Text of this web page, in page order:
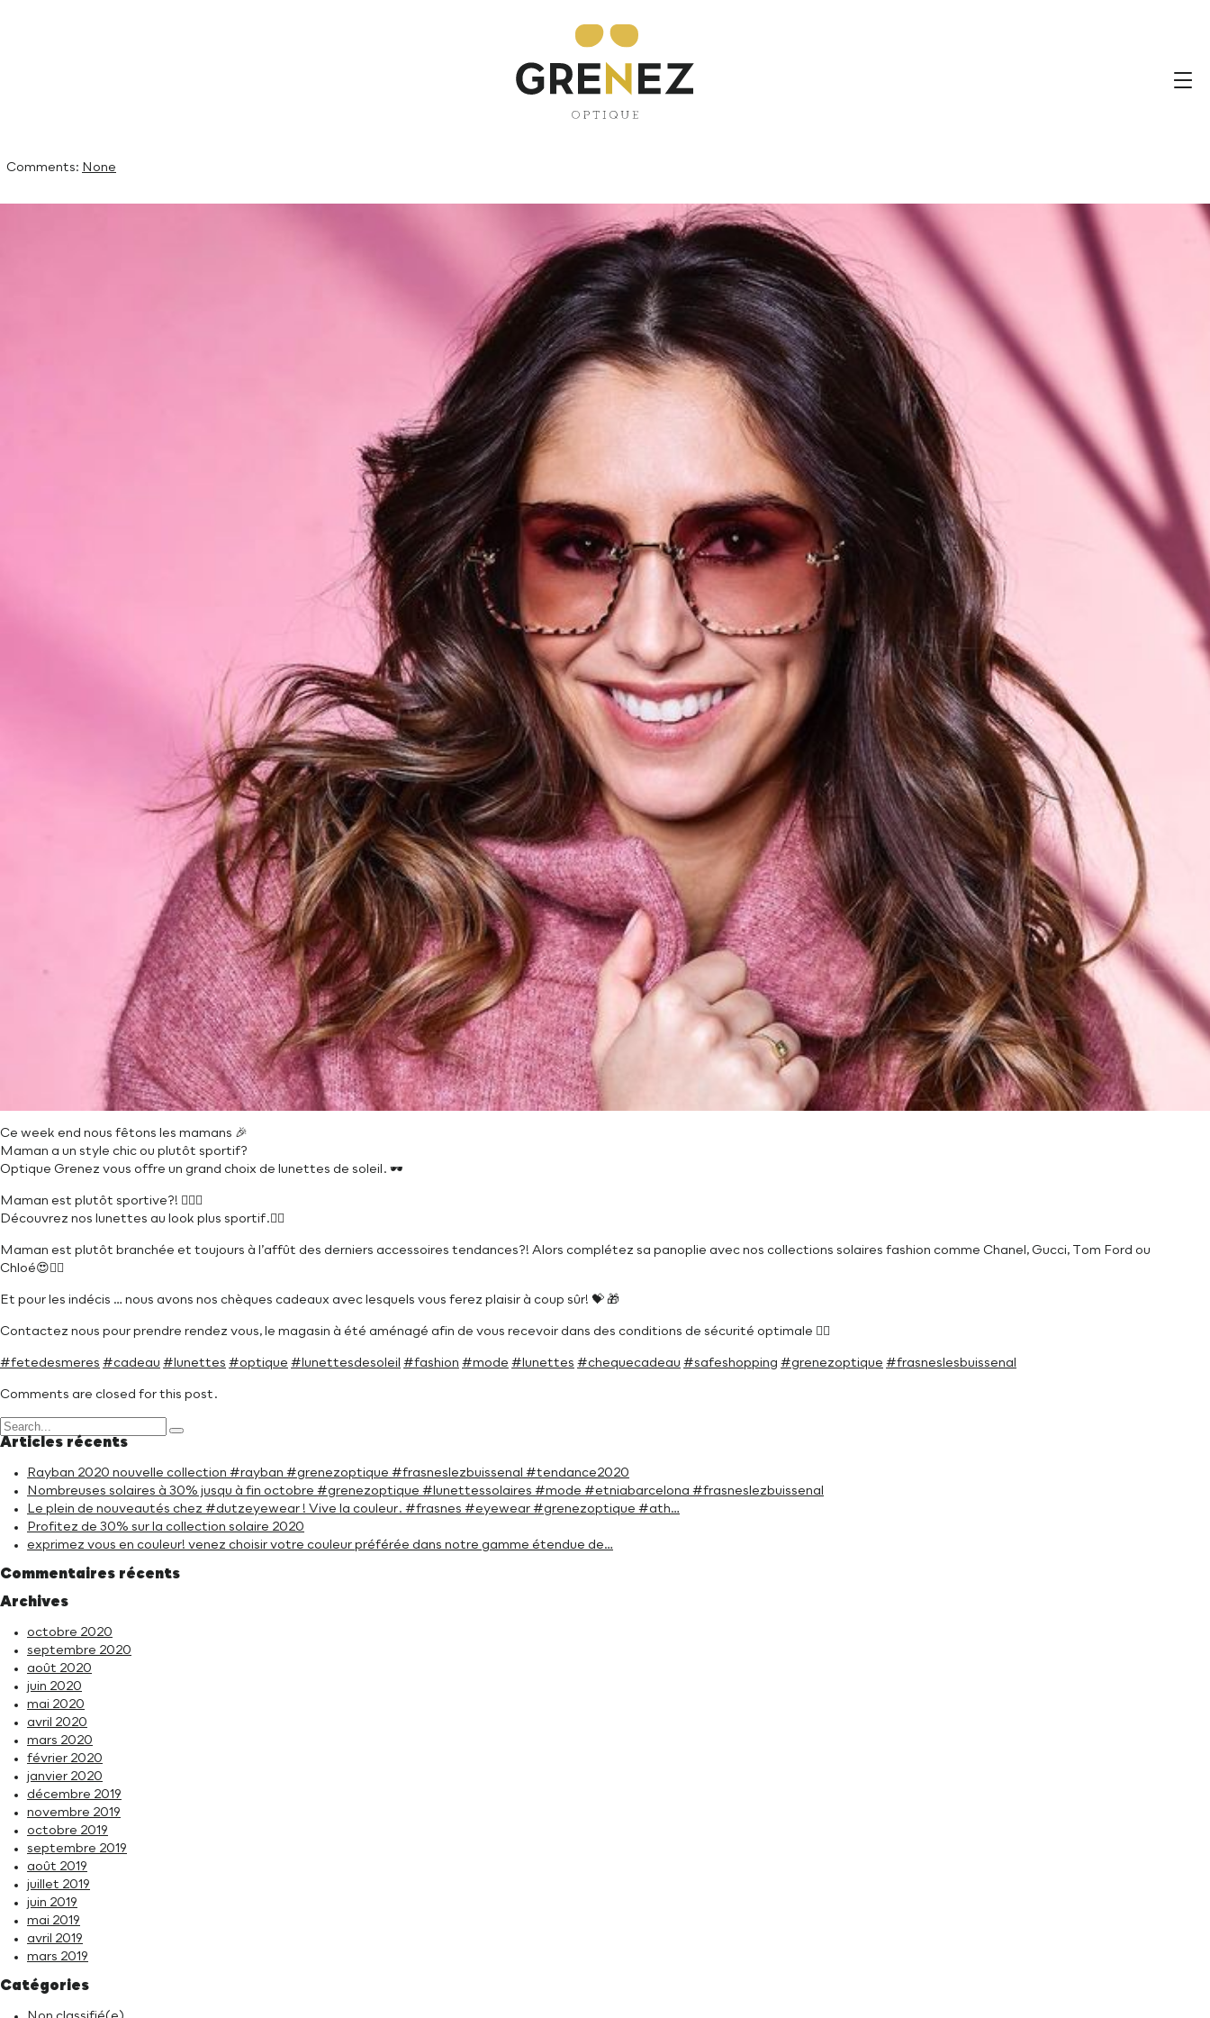
Ce week end nous fêtons les mamans Maman a un
Comments: None
Ce week end nous fêtons les mamans 🎉
Maman a un style chic ou plutôt sportif?
Optique Grenez vous offre un grand choix de lunettes de soleil. 🕶
Maman est plutôt sportive?! 🚴🏼‍♀️
Découvrez nos lunettes au look plus sportif.👍🏻
Maman est plutôt branchée et toujours à l’affût des derniers accessoires tendances?! Alors complétez sa panoplie avec nos collections solaires fashion comme Chanel, Gucci, Tom Ford ou
Chloé😍👌🏻
Et pour les indécis … nous avons nos chèques cadeaux avec lesquels vous ferez plaisir à coup sûr! 💝 🎁
Contactez nous pour prendre rendez vous, le magasin à été aménagé afin de vous recevoir dans des conditions de sécurité optimale ☝🏻
#fetedesmeres #cadeau #lunettes #optique #lunettesdesoleil #fashion #mode #lunettes #chequecadeau #safeshopping #grenezoptique #frasneslesbuissenal
Comments are closed for this post.
Articles récents
Rayban 2020 nouvelle collection #rayban #grenezoptique #frasneslezbuissenal #tendance2020
Nombreuses solaires à 30% jusqu à fin octobre #grenezoptique #lunettessolaires #mode #etniabarcelona #frasneslezbuissenal
Le plein de nouveautés chez #dutzeyewear ! Vive la couleur. #frasnes #eyewear #grenezoptique #ath…
Profitez de 30% sur la collection solaire 2020
exprimez vous en couleur! venez choisir votre couleur préférée dans notre gamme étendue de…
Commentaires récents
Archives
octobre 2020
septembre 2020
août 2020
juin 2020
mai 2020
avril 2020
mars 2020
février 2020
janvier 2020
décembre 2019
novembre 2019
octobre 2019
septembre 2019
août 2019
juillet 2019
juin 2019
mai 2019
avril 2019
mars 2019
Catégories